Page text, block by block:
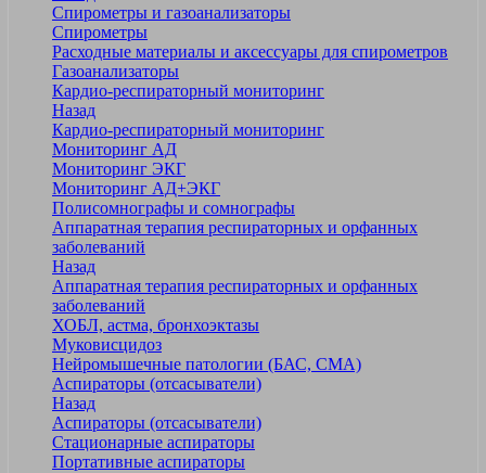
Спирометры и газоанализаторы
Спирометры
Расходные материалы и аксессуары для спирометров
Газоанализаторы
Кардио-респираторный мониторинг
Назад
Кардио-респираторный мониторинг
Мониторинг АД
Мониторинг ЭКГ
Мониторинг АД+ЭКГ
Полисомнографы и сомнографы
Аппаратная терапия респираторных и орфанных
заболеваний
Назад
Аппаратная терапия респираторных и орфанных
заболеваний
ХОБЛ, астма, бронхоэктазы
Муковисцидоз
Нейромышечные патологии (БАС, СМА)
Аспираторы (отсасыватели)
Назад
Аспираторы (отсасыватели)
Стационарные аспираторы
Портативные аспираторы